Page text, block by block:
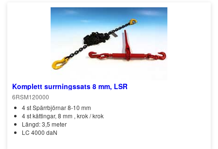
Komplett surrningssats 8 mm, LSR
6RSM120000
4 st Spärrbjörnar 8-10 mm
4 st kättingar, 8 mm , krok / krok
Längd: 3,5 meter
LC 4000 daN